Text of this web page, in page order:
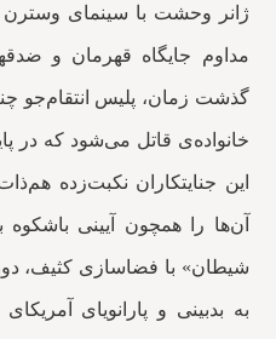
مداوم جایگاه قهرمان و
گذشت زمان، پلیس انتقام‌جو
خانواده‌ی قاتل می‌شود که در
این جنایتکاران نکبت‌زده
آن‌ها را همچون آیینی
شیطان» با فضاسازی کثیف،